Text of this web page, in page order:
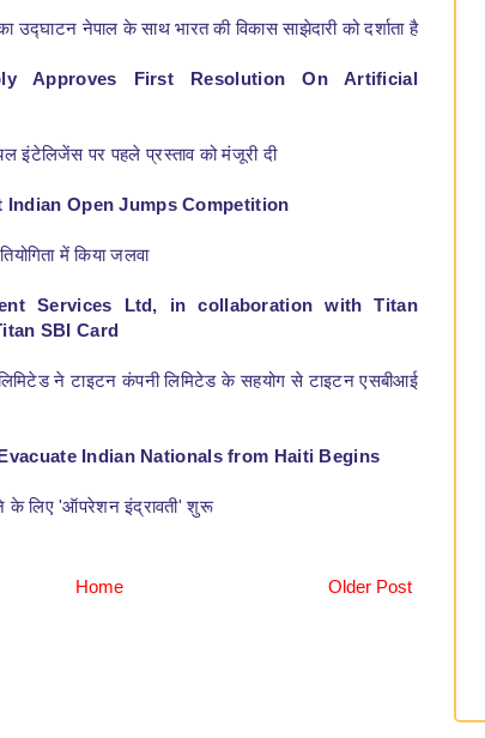
उद्घाटन नेपाल के साथ भारत की विकास साझेदारी को दर्शाता है
Approves First Resolution On Artificial
इंटेलिजेंस पर पहले प्रस्ताव को मंजूरी दी
Indian Open Jumps Competition
में किया जलवा
Services Ltd, in collaboration with Titan
SBI Card
ने टाइटन कंपनी लिमिटेड के सहयोग से टाइटन एसबीआई
Indian Nationals from Haiti Begins
के लिए 'ऑपरेशन इंद्रावती' शुरू
Older Post
Home